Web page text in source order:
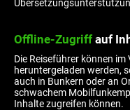
Offline-Zugriff auf
Die Reiseführer können im
heruntergeladen werden,
auch in Bunkern oder an
schwachem
Inhalte zugreifen können.